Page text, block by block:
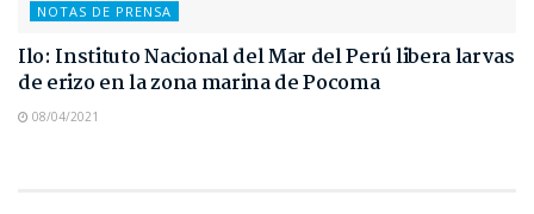
NOTAS DE PRENSA
Ilo: Instituto Nacional del Mar del Perú libera larvas
de erizo en la zona marina de Pocoma
08/04/2021